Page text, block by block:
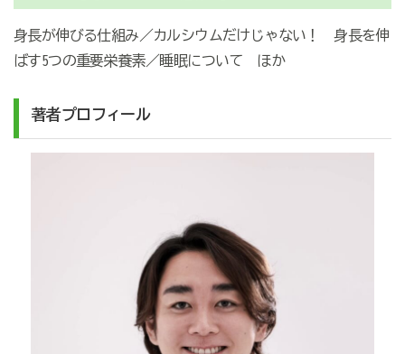
身長が伸びる仕組み／カルシウムだけじゃない！ 身長を伸
ばす5つの重要栄養素／睡眠について ほか
著者プロフィール